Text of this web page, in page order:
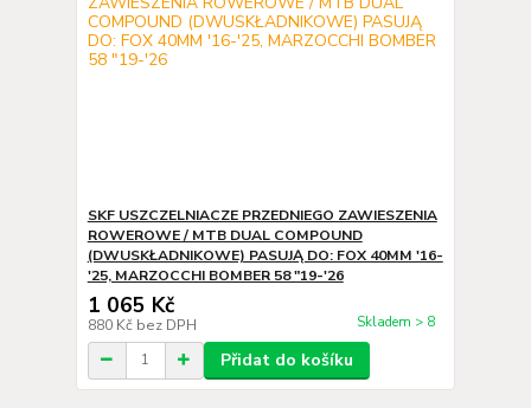
SKF USZCZELNIACZE PRZEDNIEGO ZAWIESZENIA
ROWEROWE / MTB DUAL COMPOUND
(DWUSKŁADNIKOWE) PASUJĄ DO: FOX 40MM '16-
'25, MARZOCCHI BOMBER 58 "19-'26
1 065 Kč
880 Kč bez DPH Skladem > 8
Přidat do košíku